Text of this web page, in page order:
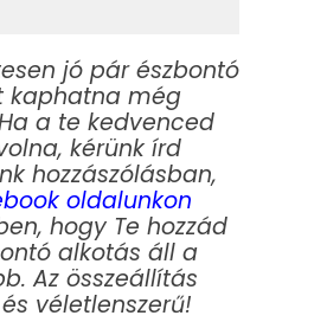
jó pár észbontó
kaphatna még
a te kedvenced
kérünk írd
hozzászólásban,
oldalunkon
hogy Te hozzád
alkotás áll a
Az összeállítás
véletlenszerű!